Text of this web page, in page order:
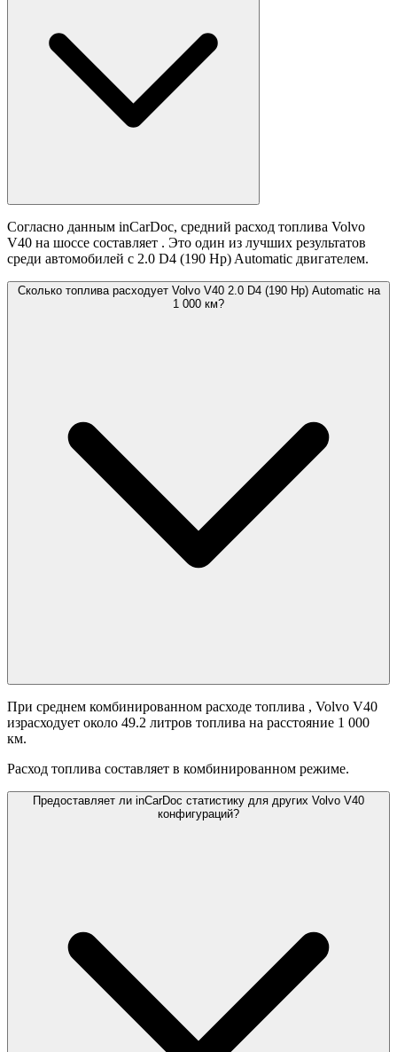
Согласно данным inCarDoc, средний расход топлива Volvo
V40 на шоссе составляет . Это один из лучших результатов
среди автомобилей с 2.0 D4 (190 Hp) Automatic двигателем.
Сколько топлива расходует Volvo V40 2.0 D4 (190 Hp) Automatic на
1 000 км?
При среднем комбинированном расходе топлива , Volvo V40
израсходует около 49.2 литров топлива на расстояние 1 000
км.
Расход топлива составляет в комбинированном режиме.
Предоставляет ли inCarDoc статистику для других Volvo V40
конфигураций?